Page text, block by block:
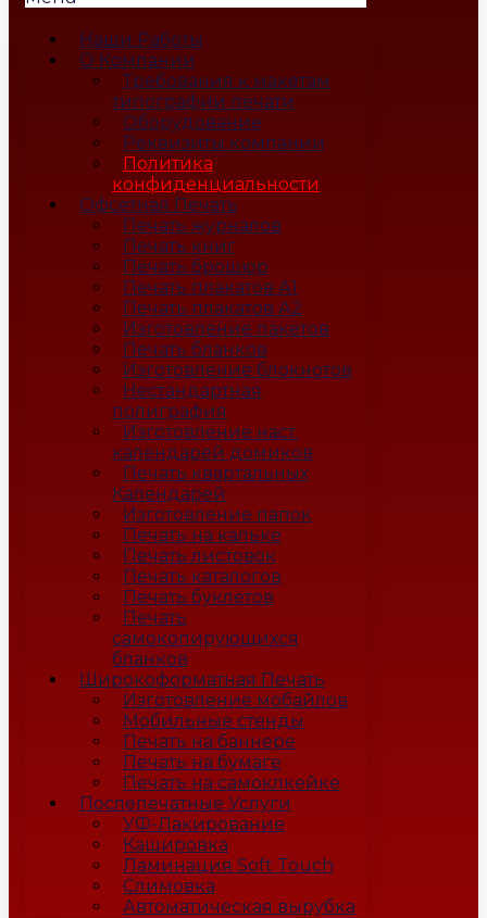
Наши Работы
О Компании
Требования к макетам
типографии печати
Оборудование
Реквизиты компании
Политика
конфиденциальности
Офсетная Печать
Печать журналов
Печать книг
Печать брошюр
Печать плакатов А1
Печать плакатов А2
Изготовление пакетов
Печать бланков
Изготовление блокнотов
Нестандартная
полиграфия
Изготовление наст.
календарей домиков
Печать квартальных
Календарей
Изготовление папок
Печать на кальке
Печать листовок
Печать каталогов
Печать буклетов
Печать
самокопирующихся
бланков
Широкоформатная Печать
Изготовление мобайлов
Мобильные стенды
Печать на баннере
Печать на бумаге
Печать на самоклкейке
Послепечатные Услуги
УФ-Лакирование
Кашировка
Ламинация Soft Touch
Слимовка
Автоматическая вырубка